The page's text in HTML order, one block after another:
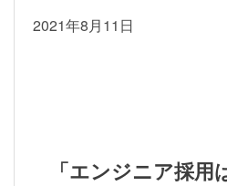
2021年8月11日
「エンジニア採